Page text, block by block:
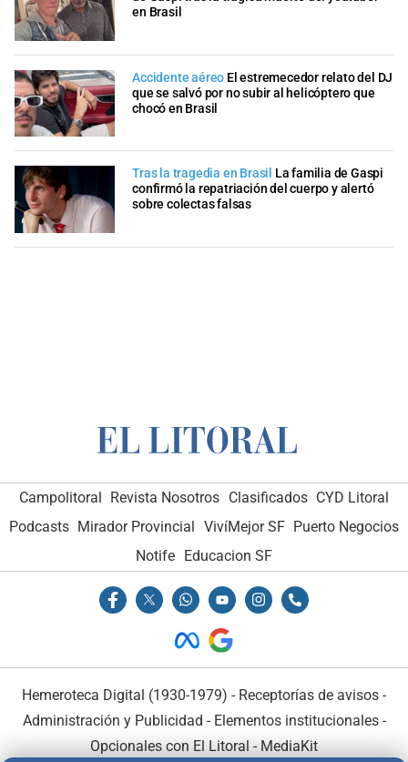
en Brasil
Accidente aéreo El estremecedor relato del DJ
que se salvó por no subir al helicóptero que
chocó en Brasil
Tras la tragedia en Brasil La familia de Gaspi
confirmó la repatriación del cuerpo y alertó
sobre colectas falsas
Campolitoral Revista Nosotros Clasificados CYD Litoral
Podcasts Mirador Provincial VivíMejor SF Puerto Negocios
Notife Educacion SF
Hemeroteca Digital (1930-1979) - Receptorías de avisos -
Administración y Publicidad - Elementos institucionales-
Opcionales con El Litoral - MediaKit